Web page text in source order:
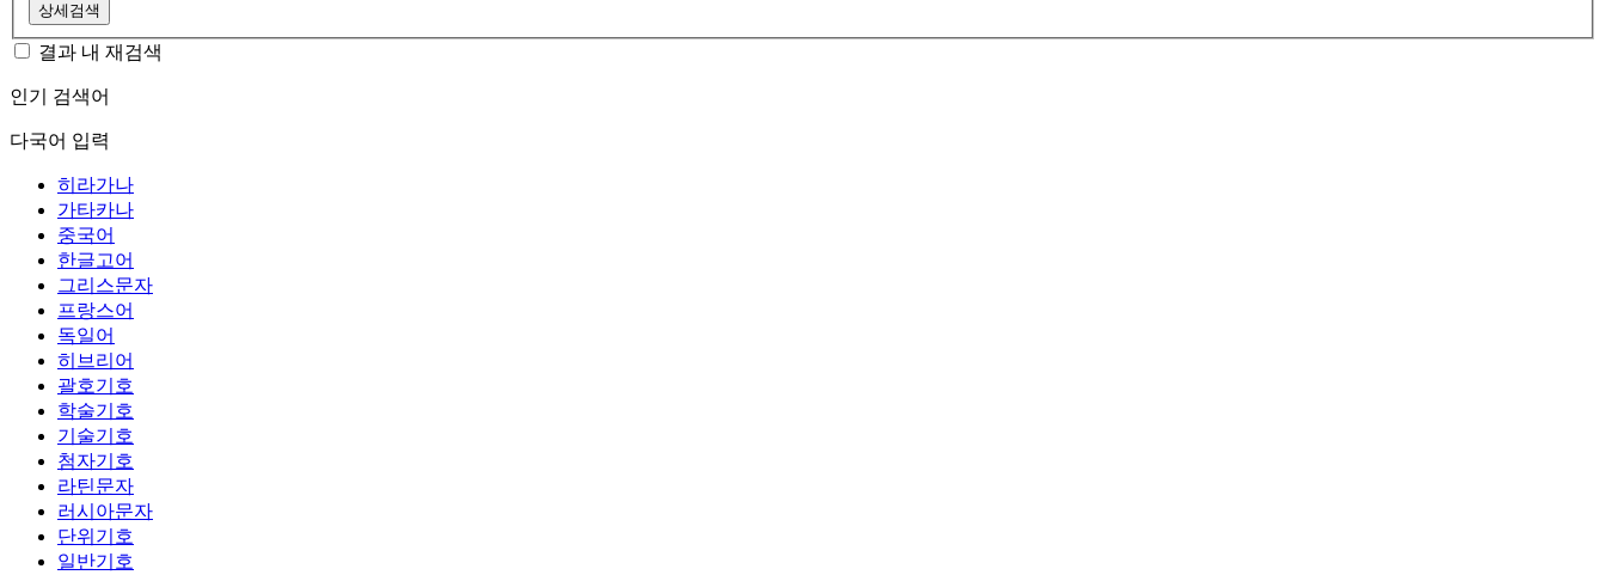
상세검색
결과 내 재검색
인기 검색어
다국어 입력
히라가나
가타카나
중국어
한글고어
그리스문자
프랑스어
독일어
히브리어
괄호기호
학술기호
기술기호
첨자기호
라틴문자
러시아문자
단위기호
일반기호